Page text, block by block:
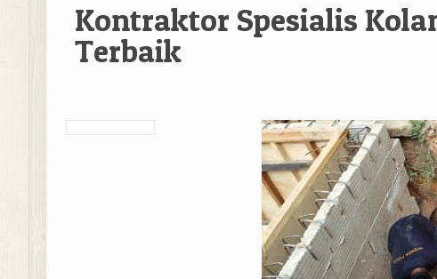
Kontraktor Spesialis
Terbaik